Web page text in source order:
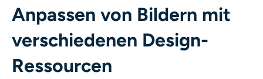
Anpassen von Bildern mit
verschiedenen Design-
Ressourcen